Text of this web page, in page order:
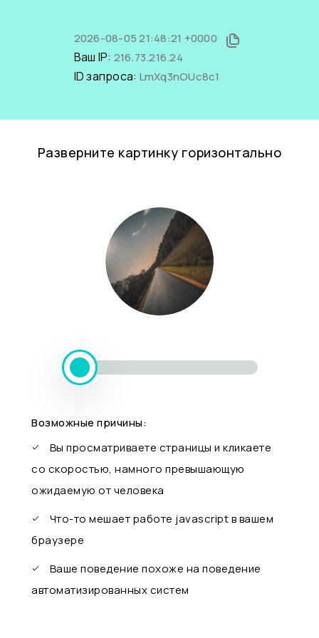
2026-08-05 21:48:21 +0000
Ваш IP: 216.73.216.24
ID запроса: LmXq3nOUc8c1
Разверните картинку горизонтально
Возможные причины:
Вы просматриваете страницы и кликаете
со скоростью, намного превышающую
ожидаемую от человека
Что-то мешает работе javascript в вашем
браузере
Ваше поведение похоже на поведение
автоматизированных систем